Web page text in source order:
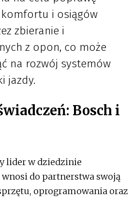
komfortu i osiągów
zbieranie i
z opon, co może
na rozwój systemów
jazdy.
Bosch i
lider w dziedzinie
do partnerstwa swoją
oprogramowania oraz